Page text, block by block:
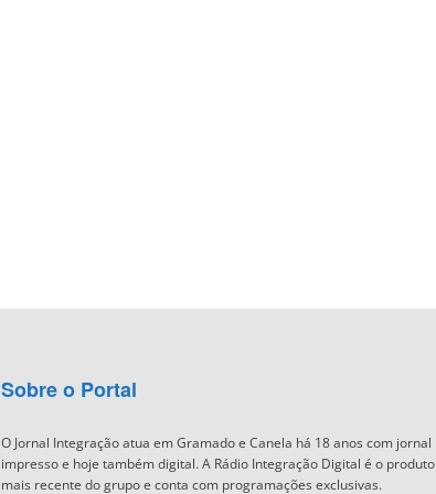
Sobre o Portal
O Jornal Integração atua em Gramado e Canela há 18 anos com jornal
impresso e hoje também digital. A Rádio Integração Digital é o produto
mais recente do grupo e conta com programações exclusivas.